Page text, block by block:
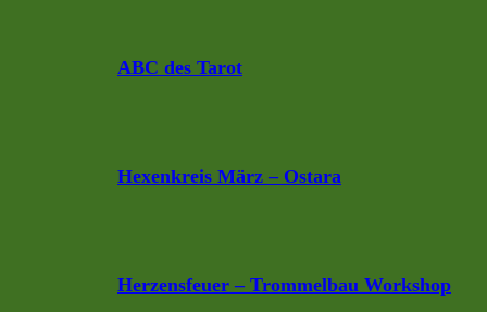
ABC des Tarot
Hexenkreis März – Ostara
Herzensfeuer – Trommelbau Workshop